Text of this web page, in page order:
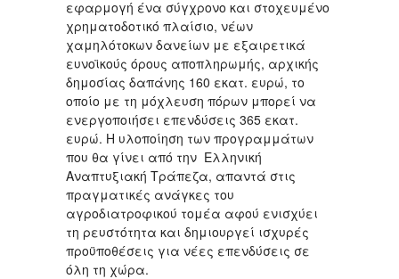
εφαρμογή ένα σύγχρονο και στοχευμένο
χρηματοδοτικό πλαίσιο, νέων
χαμηλότοκων δανείων με εξαιρετικά
ευνοϊκούς όρους αποπληρωμής, αρχικής
δημοσίας δαπάνης 160 εκατ. ευρώ, το
οποίο με τη μόχλευση πόρων μπορεί να
ενεργοποιήσει επενδύσεις 365 εκατ.
ευρώ. Η υλοποίηση των προγραμμάτων
που θα γίνει από την Ελληνική
Αναπτυξιακή Τράπεζα, απαντά στις
πραγματικές ανάγκες του
αγροδιατροφικού τομέα αφού ενισχύει
τη ρευστότητα και δημιουργεί ισχυρές
προϋποθέσεις για νέες επενδύσεις σε
όλη τη χώρα.